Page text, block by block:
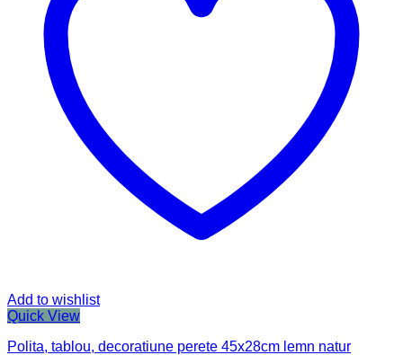
Add to wishlist
Quick View
Polita, tablou, decoratiune perete 45x28cm lemn natur